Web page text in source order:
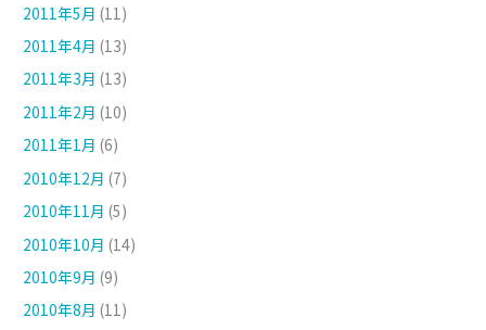
2011年5月 (11)
2011年4月 (13)
2011年3月 (13)
2011年2月 (10)
2011年1月 (6)
2010年12月 (7)
2010年11月 (5)
2010年10月 (14)
2010年9月 (9)
2010年8月 (11)